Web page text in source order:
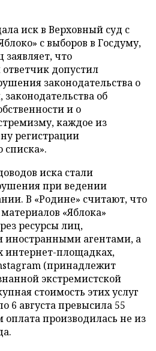
иск в Верховный суд с
с выборов в Госдуму,
заявляет, что
допустил
законодательства о
об
и о
каждое из
регистрации
списка».
иска стали
при ведении
В «Родине» считают, что
«Яблока»
ресурсы лиц,
иностранными агентами, а
интернет-площадках,
(принадлежит
экстремистской
стоимость этих услуг
6 августа превысила 55
производилась не из